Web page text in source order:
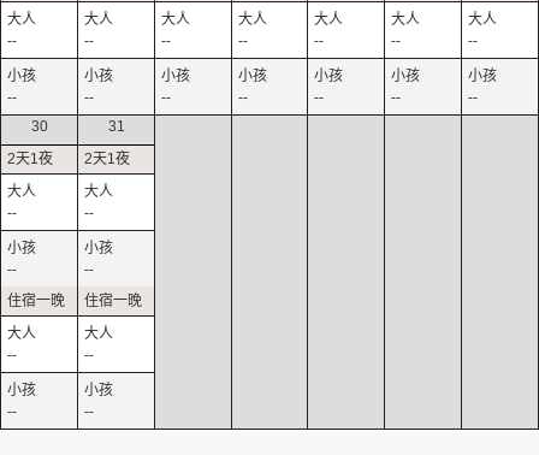
--
--
--
--
--
--
--
--
--
--
--
--
--
--
30
--
--
--
--
31
--
--
--
--